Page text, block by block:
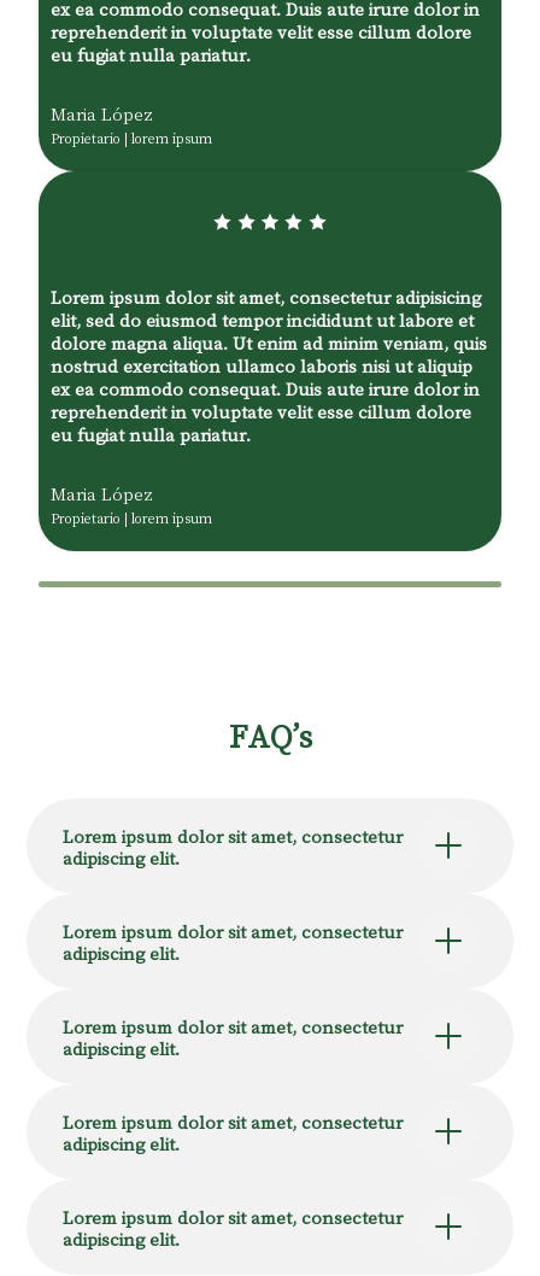
ex ea commodo consequat. Duis aute irure dolor in
reprehenderit in voluptate velit esse cillum dolore
eu fugiat nulla pariatur.
Maria López
Propietario | lorem ipsum
Lorem ipsum dolor sit amet, consectetur adipisicing
elit, sed do eiusmod tempor incididunt ut labore et
dolore magna aliqua. Ut enim ad minim veniam, quis
nostrud exercitation ullamco laboris nisi ut aliquip
ex ea commodo consequat. Duis aute irure dolor in
reprehenderit in voluptate velit esse cillum dolore
eu fugiat nulla pariatur.
Maria López
Propietario | lorem ipsum
FAQ’s
Lorem ipsum dolor sit amet, consectetur
adipiscing elit.
Lorem ipsum dolor sit amet, consectetur
adipiscing elit.
Lorem ipsum dolor sit amet, consectetur
adipiscing elit.
Lorem ipsum dolor sit amet, consectetur
adipiscing elit.
Lorem ipsum dolor sit amet, consectetur
adipiscing elit.